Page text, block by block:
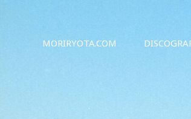
MORIRYOTA.COM